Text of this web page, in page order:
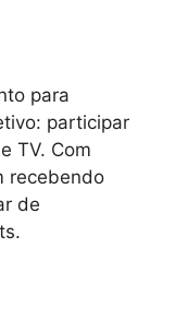
para
participar
TV. Com
recebendo
de